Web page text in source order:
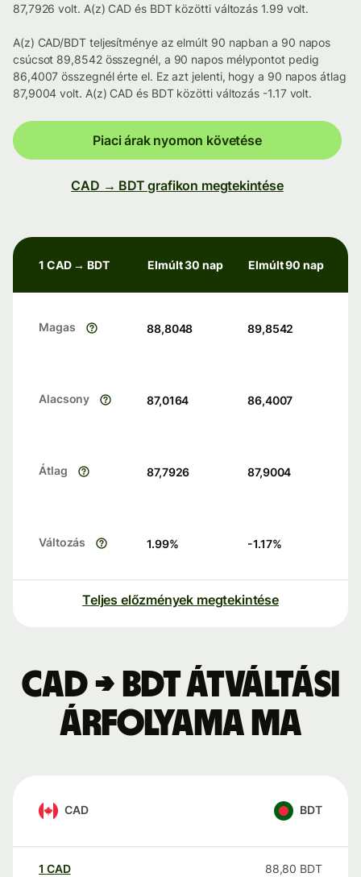
87,7926 volt. A(z) CAD és BDT közötti változás 1.99 volt.
A(z) CAD/BDT teljesítménye az elmúlt 90 napban a 90 napos
csúcsot 89,8542 összegnél, a 90 napos mélypontot pedig
86,4007 összegnél érte el. Ez azt jelenti, hogy a 90 napos átlag
87,9004 volt. A(z) CAD és BDT közötti változás -1.17 volt.
Piaci árak nyomon követése
CAD → BDT grafikon megtekintése
1 CAD → BDT Elmúlt 30 nap Elmúlt 90 nap
Magas 88,8048 89,8542
Alacsony 87,0164 86,4007
Átlag 87,7926 87,9004
Változás 1.99% -1.17%
Teljes előzmények megtekintése
CAD → BDT átváltási
árfolyama ma
CAD BDT
1 CAD 88,80 BDT